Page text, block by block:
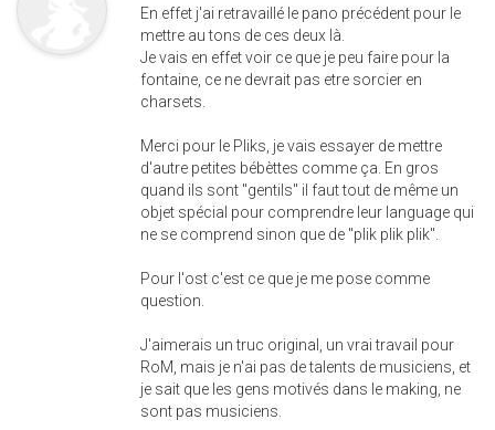
En effet j'ai retravaillé le pano précédent pour le
mettre au tons de ces deux là.
Je vais en effet voir ce que je peu faire pour la
fontaine, ce ne devrait pas etre sorcier en
charsets.
Merci pour le Pliks, je vais essayer de mettre
d'autre petites bébèttes comme ça. En gros
quand ils sont "gentils" il faut tout de même un
objet spécial pour comprendre leur language qui
ne se comprend sinon que de "plik plik plik".
Pour l'ost c'est ce que je me pose comme
question.
J'aimerais un truc original, un vrai travail pour
RoM, mais je n'ai pas de talents de musiciens, et
je sait que les gens motivés dans le making, ne
sont pas musiciens.